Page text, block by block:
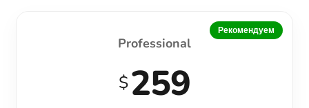
Рекомендуем
Professional
$259